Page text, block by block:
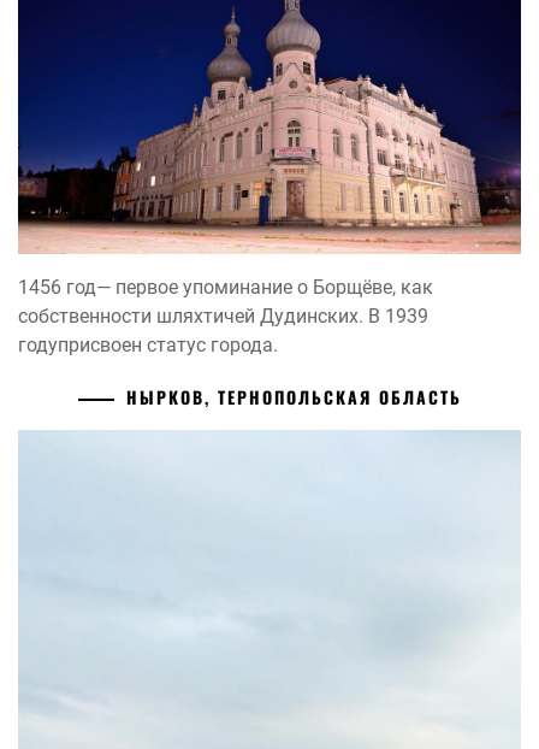
1456 год— первое упоминание о Борщёве, как
собственности шляхтичей Дудинских. В 1939
годуприсвоен статус города.
НЫРКОВ, ТЕРНОПОЛЬСКАЯ ОБЛАСТЬ